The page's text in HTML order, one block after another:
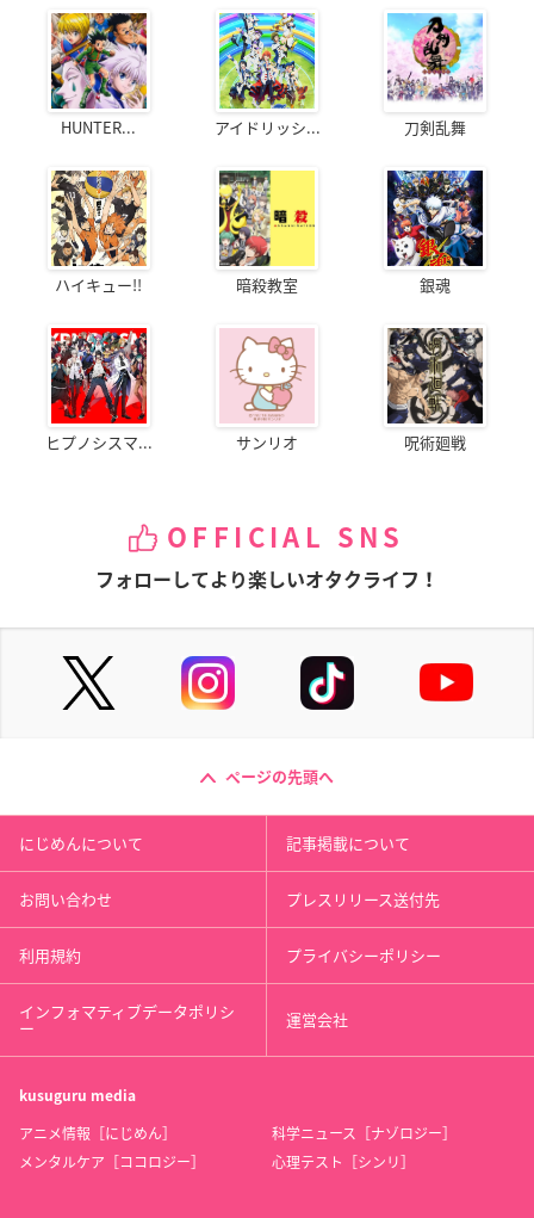
HUNTER... アイドリッシ... 刀剣乱舞
ハイキュー!! 暗殺教室 銀魂
ヒプノシスマ... サンリオ 呪術廻戦
OFFICIAL SNS
フォローしてより楽しいオタクライフ！
ページの先頭へ
にじめんについて 記事掲載について
お問い合わせ プレスリリース送付先
利用規約 プライバシーポリシー
インフォマティブデータポリシ
ー 運営会社
kusuguru media
アニメ情報［にじめん］
科学ニュース［ナゾロジー］
メンタルケア［ココロジー］
心理テスト［シンリ］